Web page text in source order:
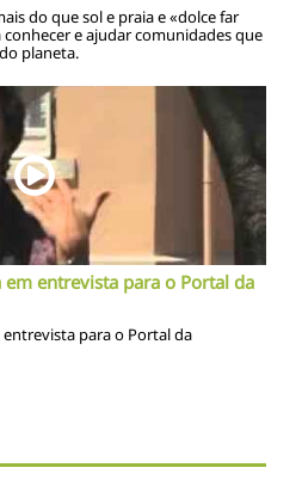
do que sol e praia e «dolce far
e ajudar comunidades que
planeta.
entrevista para o Portal da
para o Portal da